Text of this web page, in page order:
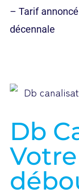
– Tarif
décennale
Db